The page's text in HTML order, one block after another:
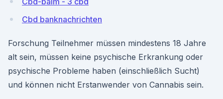
Cbd banknachrichten
Forschung Teilnehmer müssen mindestens 18 Jahre
alt sein, müssen keine psychische Erkrankung oder
psychische Probleme haben (einschließlich Sucht)
und können nicht Erstanwender von Cannabis sein.